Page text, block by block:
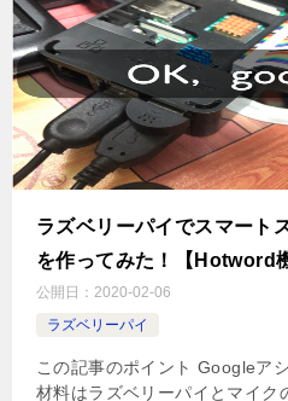
ラズベリーパイでスマート
を作ってみた！【Hotword
公開日： 2020-02-06
ラズベリーパイ
この記事のポイント Googleア
材料はラズベリーパイとマイ